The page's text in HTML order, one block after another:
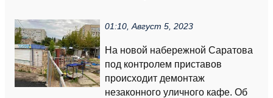
01:10, Август 5, 2023
На новой набережной Саратова
под контролем приставов
происходит демонтаж
незаконного уличного кафе. Об